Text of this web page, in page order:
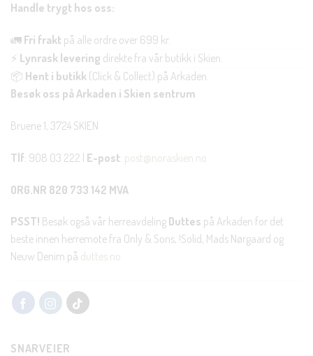
Handle trygt hos oss:
🚛 Fri frakt på alle ordre over 699 kr.
⚡ Lynrask levering direkte fra vår butikk i Skien.
📦 Hent i butikk (Click & Collect) på Arkaden.
Besøk oss på Arkaden i Skien sentrum
Bruene 1, 3724 SKIEN
Tlf: 908 03 222 | E-post: post@noraskien.no
ORG.NR 820 733 142 MVA
PSST! Besøk også vår herreavdeling Duttes på Arkaden for det
beste innen herremote fra Only & Sons, !Solid, Mads Nørgaard og
Neuw Denim på duttes.no
SNARVEIER